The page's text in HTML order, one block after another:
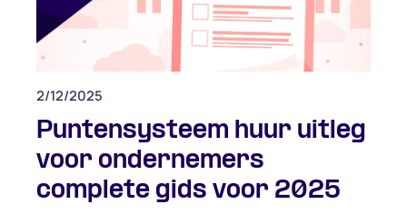
2/12/2025
Puntensysteem huur uitleg
voor ondernemers
complete gids voor 2025